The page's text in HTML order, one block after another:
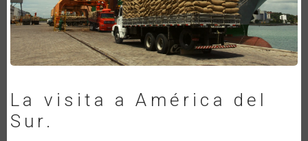
La visita a América del
Sur.